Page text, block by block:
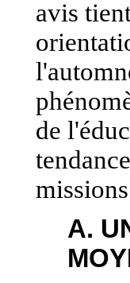
avis
de
A.